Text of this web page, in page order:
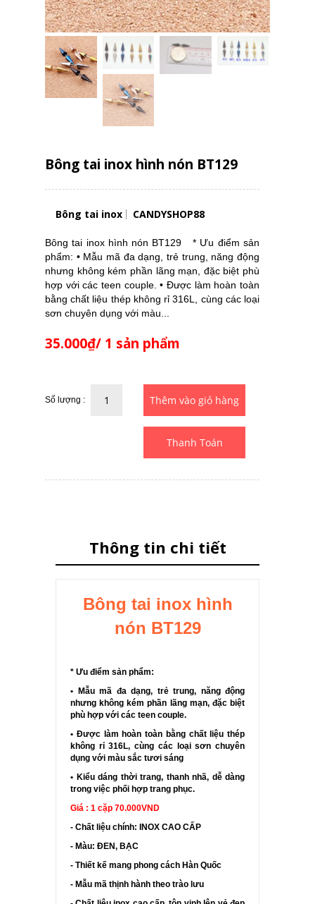
Bông tai inox hình nón BT129
Bông tai inox CANDYSHOP88
Bông tai inox hình nón BT129 * Ưu điểm sản
phẩm: • Mẫu mã đa dạng, trẻ trung, năng động
nhưng không kém phần lãng mạn, đặc biệt phù
hợp với các teen couple. • Được làm hoàn toàn
bằng chất liệu thép không rỉ 316L, cùng các loại
sơn chuyên dụng với màu...
35.000₫/ 1 sản phẩm
Số lượng :
Thanh Toán
Thông tin chi tiết
Bông tai inox hình
nón BT129
* Ưu điểm sản phẩm:
• Mẫu mã đa dạng, trẻ trung, năng động
nhưng không kém phần lãng mạn, đặc biệt
phù hợp với các teen couple.
• Được làm hoàn toàn bằng chất liệu thép
không rỉ 316L, cùng các loại sơn chuyên
dụng với màu sắc tươi sáng
• Kiểu dáng thời trang, thanh nhã, dễ dàng
trong việc phối hợp trang phục.
Giá : 1 cặp 70.000VND
- Chất liệu chính: INOX CAO CẤP
- Màu: ĐEN, BẠC
- Thiết kế mang phong cách Hàn Quốc
- Mẫu mã thịnh hành theo trào lưu